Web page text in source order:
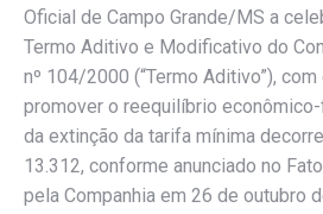
Oficial de Campo Grande/MS a
Termo Aditivo e Modificativo do
nº 104/2000 (“Termo Aditivo”),
promover o reequilíbrio
da extinção da tarifa mínima
13.312, conforme anunciado no
pela Companhia em 26 de outubro